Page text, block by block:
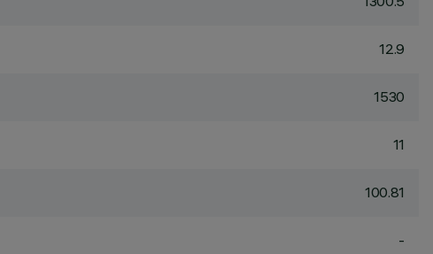
12.9
1530
11
100.81
-